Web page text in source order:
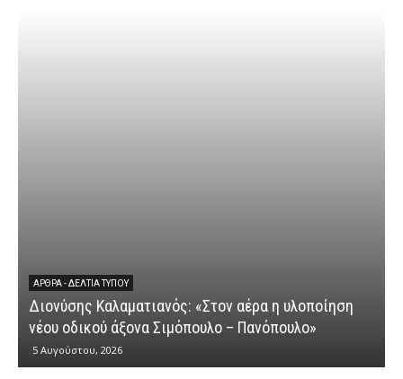
ΆΡΘΡΑ - ΔΕΛΤΊΑ ΤΎΠΟΥ
Διονύσης Καλαματιανός: «Στον αέρα η υλοποίηση
νέου οδικού άξονα Σιμόπουλο – Πανόπουλο»
5 Αυγούστου, 2026